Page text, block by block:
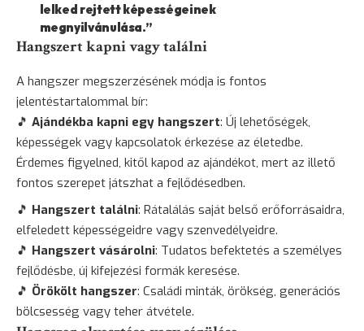
lelked rejtett képességeinek
megnyilvánulása.”
Hangszert kapni vagy találni
A hangszer megszerzésének módja is fontos
jelentéstartalommal bír:
🎵 Ajándékba kapni egy hangszert: Új lehetőségek,
képességek vagy kapcsolatok érkezése az életedbe.
Érdemes figyelned, kitől kapod az ajándékot, mert az illető
fontos szerepet játszhat a fejlődésedben.
🎵 Hangszert találni: Rátalálás saját belső erőforrásaidra,
elfeledett képességeidre vagy szenvedélyeidre.
🎵 Hangszert vásárolni: Tudatos befektetés a személyes
fejlődésbe, új kifejezési formák keresése.
🎵 Örökölt hangszer: Családi minták, örökség, generációs
bölcsesség vagy teher átvétele.